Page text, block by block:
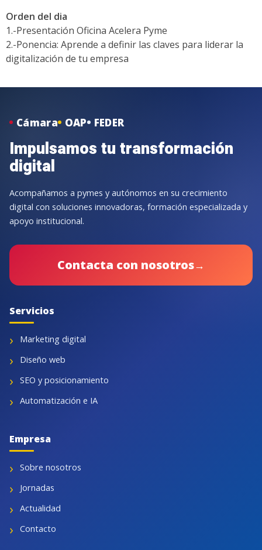
Orden del dia
1.-Presentación Oficina Acelera Pyme
2.-Ponencia: Aprende a definir las claves para liderar la
digitalización de tu empresa
Cámara OAP FEDER
Impulsamos tu transformación
digital
Acompañamos a pymes y autónomos en su crecimiento
digital con soluciones innovadoras, formación especializada y
apoyo institucional.
Contacta con nosotros→
Servicios
Marketing digital
Diseño web
SEO y posicionamiento
Automatización e IA
Empresa
Sobre nosotros
Jornadas
Actualidad
Contacto